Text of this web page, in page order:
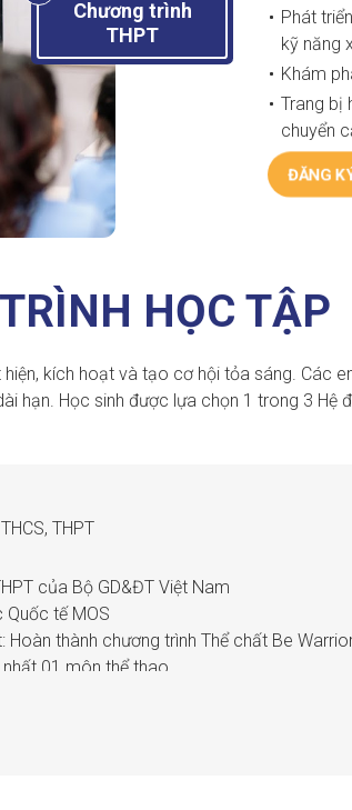
Chương trình
THPT
Phát
kỹ năng
Khám
Trang bị
chuyển
ĐĂNG
HỌC TẬP
kích hoạt và tạo cơ hội tỏa sáng. Các
hạn. Học sinh được lựa chọn 1 trong 3 Hệ
THPT
của Bộ GD&ĐT Việt Nam
Quốc tế MOS
Hoàn thành chương trình Thể chất Be
01 môn thể thao